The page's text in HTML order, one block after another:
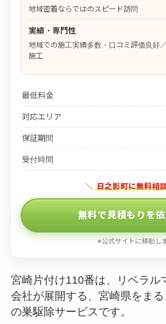
地域密着ならではのスピード訪問
実績・専門性
地域での施工実績多数・口コミ評価良好
施工
最低料金
対応エリア
保証期間
受付時間
＼ 日之影町に無料相
無料で見積もりを
※公式サイトに移動し
宮崎片付け110番は、リベラル
会社が展開する、宮崎県をま
の巣駆除サービスです。